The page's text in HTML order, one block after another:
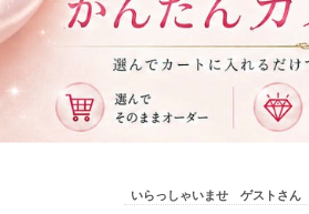
いらっしゃいませ ゲストさん